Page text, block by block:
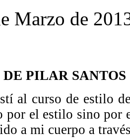
Marzo de
PILAR SANTOS
al curso de estilo
por el estilo sino por
a mi cuerpo a